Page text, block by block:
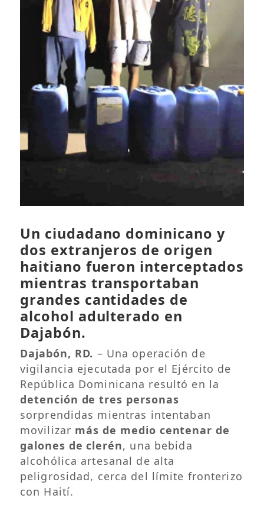
Un ciudadano dominicano y
dos extranjeros de origen
haitiano fueron interceptados
mientras transportaban
grandes cantidades de
alcohol adulterado en
Dajabón.
Dajabón, RD. – Una operación de
vigilancia ejecutada por el Ejército de
República Dominicana resultó en la
detención de tres personas
sorprendidas mientras intentaban
movilizar más de medio centenar de
galones de clerén, una bebida
alcohólica artesanal de alta
peligrosidad, cerca del límite fronterizo
con Haití.